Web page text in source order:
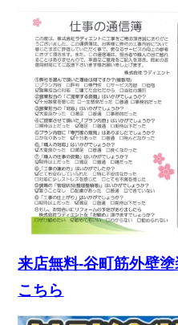
来店無料-谷町筋外壁
こちら